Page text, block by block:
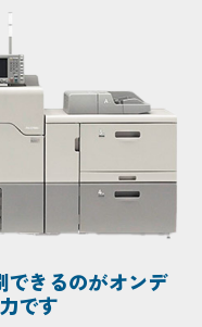
できるのがオンデ
です